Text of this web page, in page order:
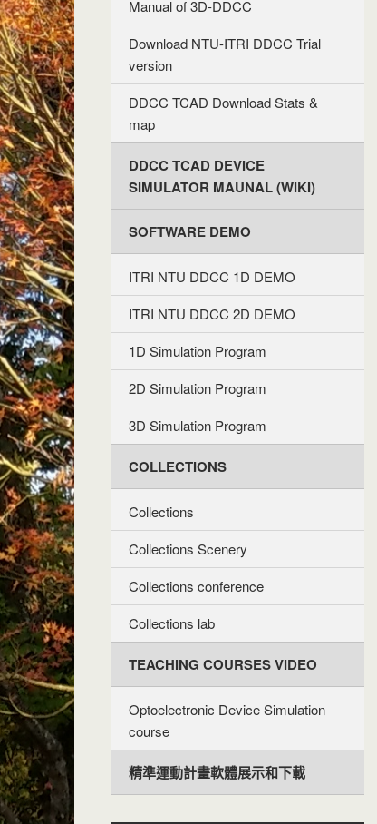
Manual of 3D-DDCC
Download NTU-ITRI DDCC Trial
version
DDCC TCAD Download Stats &
map
DDCC TCAD DEVICE
SIMULATOR MAUNAL (WIKI)
SOFTWARE DEMO
ITRI NTU DDCC 1D DEMO
ITRI NTU DDCC 2D DEMO
1D Simulation Program
2D Simulation Program
3D Simulation Program
COLLECTIONS
Collections
Collections Scenery
Collections conference
Collections lab
TEACHING COURSES VIDEO
Optoelectronic Device Simulation
course
精準運動計畫軟體展示和下載